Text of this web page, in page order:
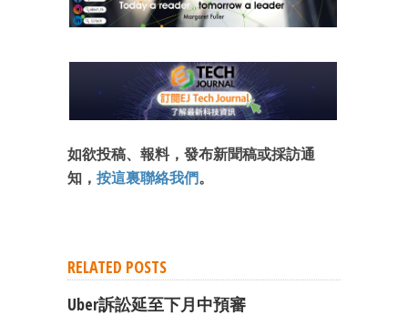
如欲投稿、報料，發布新聞稿或採訪通
知， 按這裏聯絡我們。
RELATED POSTS
Uber訴訟延至下月中預審